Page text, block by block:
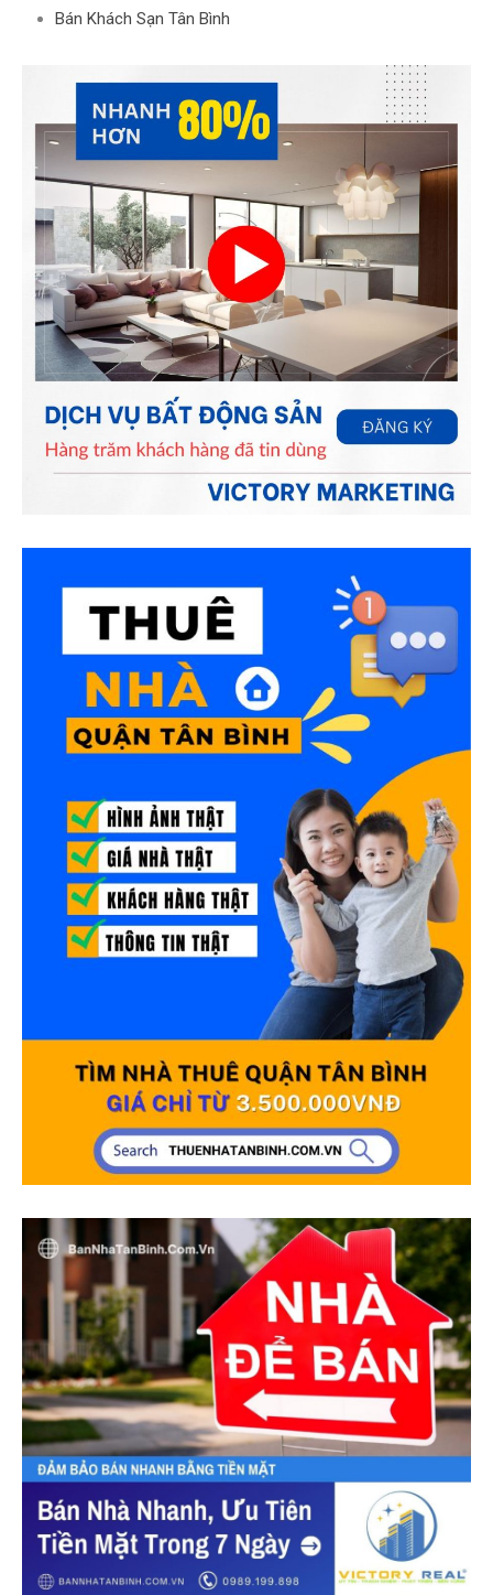
Bán Khách Sạn Tân Bình